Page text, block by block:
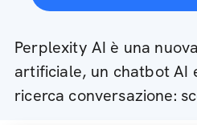
Perplexity AI è una
artificiale, un chatbot AI
ricerca conversazione: